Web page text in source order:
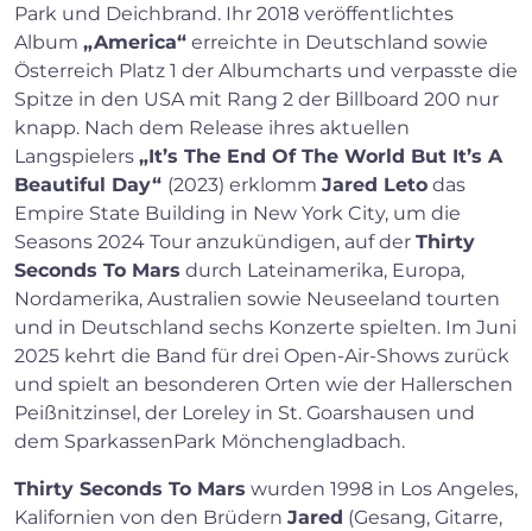
Park und Deichbrand. Ihr 2018 veröffentlichtes
Album „America“ erreichte in Deutschland sowie
Österreich Platz 1 der Albumcharts und verpasste die
Spitze in den USA mit Rang 2 der Billboard 200 nur
knapp. Nach dem Release ihres aktuellen
Langspielers „It’s The End Of The World But It’s A
Beautiful Day“ (2023) erklomm Jared Leto das
Empire State Building in New York City, um die
Seasons 2024 Tour anzukündigen, auf der Thirty
Seconds To Mars durch Lateinamerika, Europa,
Nordamerika, Australien sowie Neuseeland tourten
und in Deutschland sechs Konzerte spielten. Im Juni
2025 kehrt die Band für drei Open-Air-Shows zurück
und spielt an besonderen Orten wie der Hallerschen
Peißnitzinsel, der Loreley in St. Goarshausen und
dem SparkassenPark Mönchengladbach.
Thirty Seconds To Mars wurden 1998 in Los Angeles,
Kalifornien von den Brüdern Jared (Gesang, Gitarre,